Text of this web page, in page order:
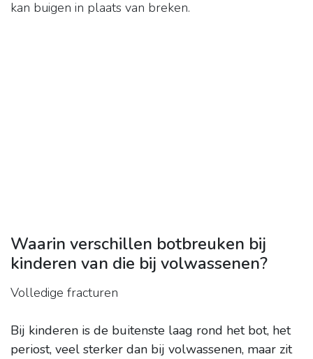
kan buigen in plaats van breken.
Waarin verschillen botbreuken bij
kinderen van die bij volwassenen?
Volledige fracturen
Bij kinderen is de buitenste laag rond het bot, het
periost, veel sterker dan bij volwassenen, maar zit